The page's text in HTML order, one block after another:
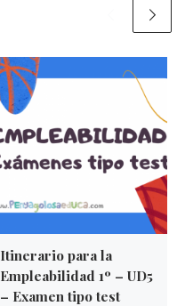
Itinerario para la
Empleabilidad 1º – UD5
– Examen tipo test